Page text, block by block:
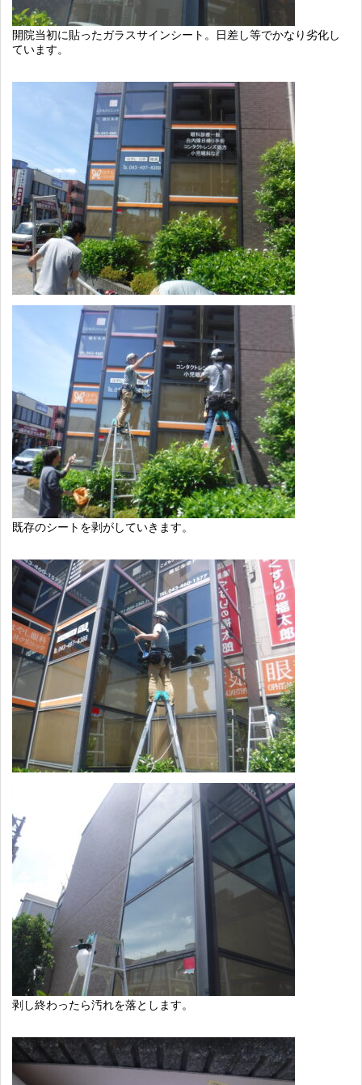
開院当初に貼ったガラスサインシート。日差し等でかなり劣化し
ています。
既存のシートを剥がしていきます。
剥し終わったら汚れを落とします。